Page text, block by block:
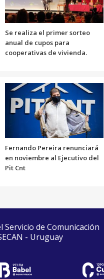
Se realiza el primer sorteo
anual de cupos para
cooperativas de vivienda.
Fernando Pereira renunciará
en noviembre al Ejecutivo del
Pit Cnt
de Comunicación
- Uruguay